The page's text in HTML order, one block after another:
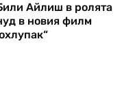
Айлиш в ролята
в новия филм